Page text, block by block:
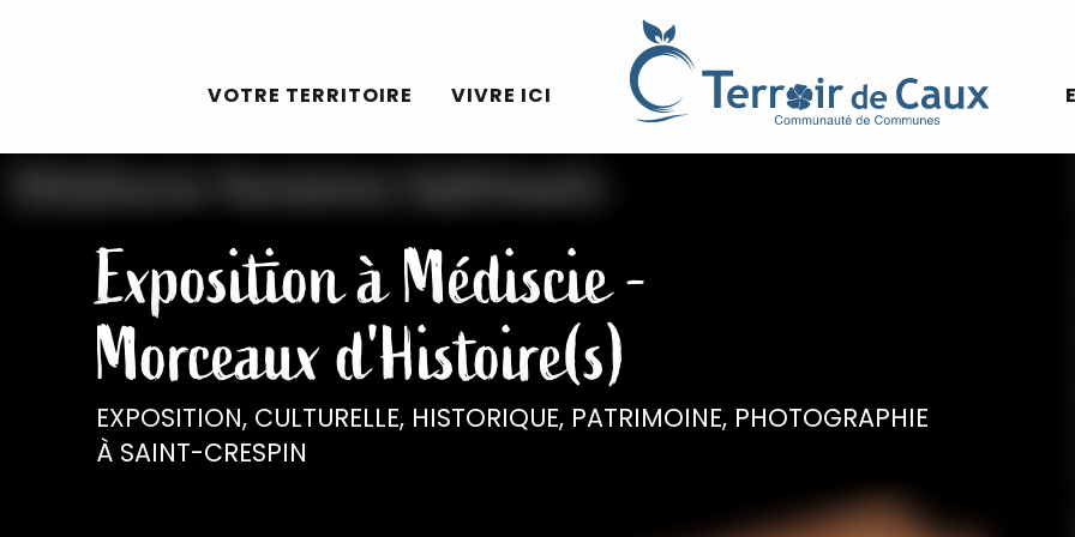
VOTRE TERRITOIRE VIVRE ICI
Exposition à Médiscie -
Morceaux d'Histoire(s)
EXPOSITION, CULTURELLE, HISTORIQUE, PATRIMOINE, PHOTOGRAPHIE
À SAINT-CRESPIN